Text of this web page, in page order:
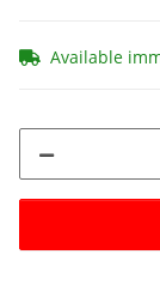
Available